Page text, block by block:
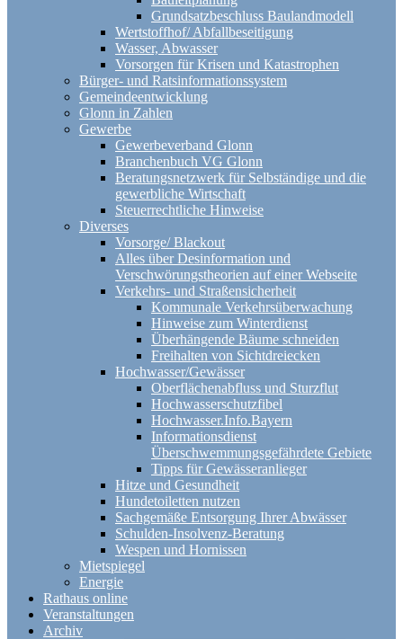
Grundsatzbeschluss Baulandmodell
Wertstoffhof/ Abfallbeseitigung
Wasser, Abwasser
Vorsorgen für Krisen und Katastrophen
Bürger- und Ratsinformationssystem
Gemeindeentwicklung
Glonn in Zahlen
Gewerbe
Gewerbeverband Glonn
Branchenbuch VG Glonn
Beratungsnetzwerk für Selbständige und die
gewerbliche Wirtschaft
Steuerrechtliche Hinweise
Diverses
Vorsorge/ Blackout
Alles über Desinformation und
Verschwörungstheorien auf einer Webseite
Verkehrs- und Straßensicherheit
Kommunale Verkehrsüberwachung
Hinweise zum Winterdienst
Überhängende Bäume schneiden
Freihalten von Sichtdreiecken
Hochwasser/Gewässer
Oberflächenabfluss und Sturzflut
Hochwasserschutzfibel
Hochwasser.Info.Bayern
Informationsdienst
Überschwemmungsgefährdete Gebiete
Tipps für Gewässeranlieger
Hitze und Gesundheit
Hundetoiletten nutzen
Sachgemäße Entsorgung Ihrer Abwässer
Schulden-Insolvenz-Beratung
Wespen und Hornissen
Mietspiegel
Energie
Rathaus online
Veranstaltungen
Archiv